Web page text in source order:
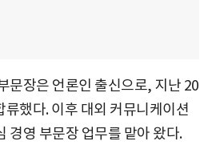
문장은 언론인 출신으로, 지난 20
했다. 이후 대외 커뮤니케이션
경영 부문장 업무를 맡아 왔다.